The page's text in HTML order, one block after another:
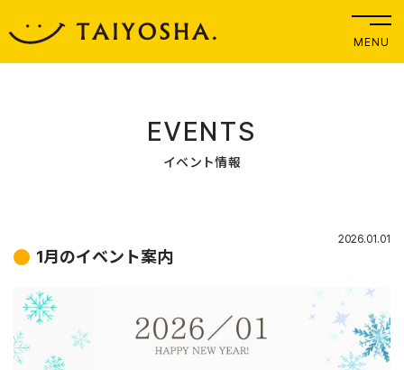
MENU
EVENTS
イベント情報
2026.01.01
1月のイベント案内